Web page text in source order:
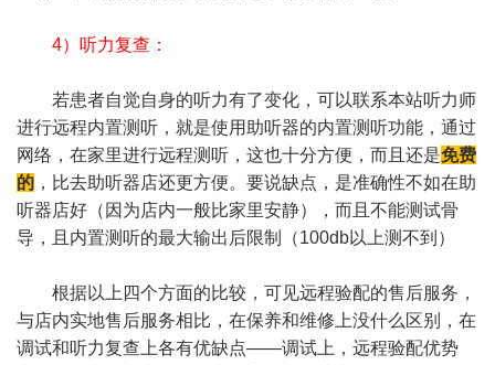
4）听力复查：
若患者自觉自身的听力有了变化，可以联系本站听力师
进行远程内置测听，就是使用助听器的内置测听功能，通过
网络，在家里进行远程测听，这也十分方便，而且还是免费
的 ，比去助听器店还更方便。要说缺点，是准确性不如在助
听器店好（因为店内一般比家里安静），而且不能测试骨
导，且内置测听的最大输出后限制（100db以上测不到）
根据以上四个方面的比较，可见远程验配的售后服务，
与店内实地售后服务相比，在保养和维修上没什么区别，在
调试和听力复查上各有优缺点——调试上，远程验配优势